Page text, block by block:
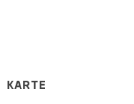
KARTE